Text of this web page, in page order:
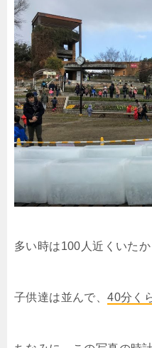
多い時は100人近くいたか
子供達は並んで、40分く